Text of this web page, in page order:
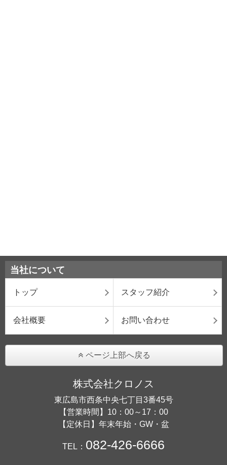
当社について
トップ スタッフ紹介
会社概要 お問い合わせ
ページ上部へ戻る
株式会社クロノス
東広島市西条中央七丁目3番45号
【営業時間】10：00～17：00
【定休日】年末年始・GW・盆
TEL： 082-426-6666